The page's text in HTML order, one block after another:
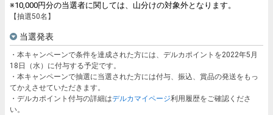
※10,000円分の当選者に関しては、山分けの対象外となります。
【抽選50名】
当選発表
・本キャンペーンで条件を達成された方には、デルカポイントを2022年5月
18日（水）に付与する予定です。
・本キャンペーンで抽選に当選された方には付与、振込、賞品の発送をもっ
てかえさせていただきます。
・デルカポイント付与の詳細はデルカマイページ利用履歴をご確認くださ
い。